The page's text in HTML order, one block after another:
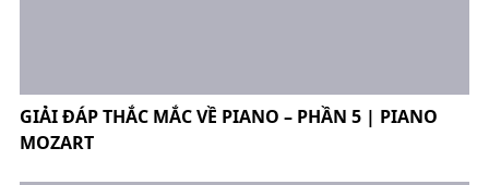
GIẢI ĐÁP THẮC MẮC VỀ PIANO – PHẦN 5 | PIANO
MOZART